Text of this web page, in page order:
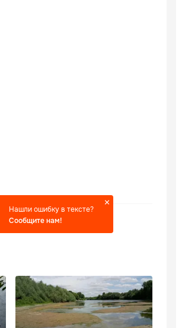
Нашли ошибку в тексте?
Сообщите нам!